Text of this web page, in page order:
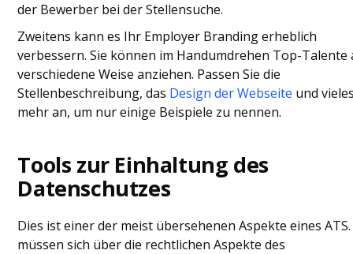
der Bewerber bei der Stellensuche.
Zweitens kann es Ihr Employer Branding erheblich
verbessern. Sie können im Handumdrehen Top-Talente
verschiedene Weise anziehen. Passen Sie die
Stellenbeschreibung, das Design der Webseite und
mehr an, um nur einige Beispiele zu nennen.
Tools zur Einhaltung des
Datenschutzes
Dies ist einer der meist übersehenen Aspekte eines ATS.
müssen sich über die rechtlichen Aspekte des